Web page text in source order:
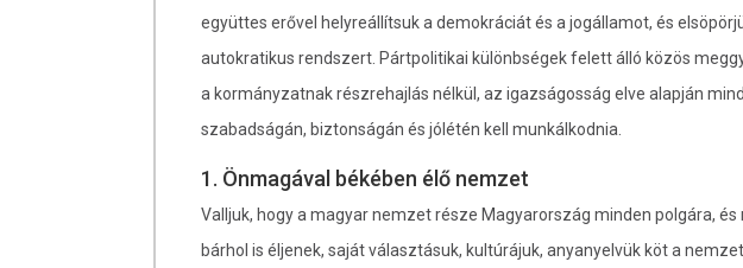
együttes erővel helyreállítsuk a demokráciát és a jogállamot, és
autokratikus rendszert. Pártpolitikai különbségek felett álló közös
a kormányzatnak részrehajlás nélkül, az igazságosság elve alapján
szabadságán, biztonságán és jólétén kell munkálkodnia.
1. Önmagával békében élő nemzet
Valljuk, hogy a magyar nemzet része Magyarország minden polgára,
bárhol is éljenek, saját választásuk, kultúrájuk, anyanyelvük köt a